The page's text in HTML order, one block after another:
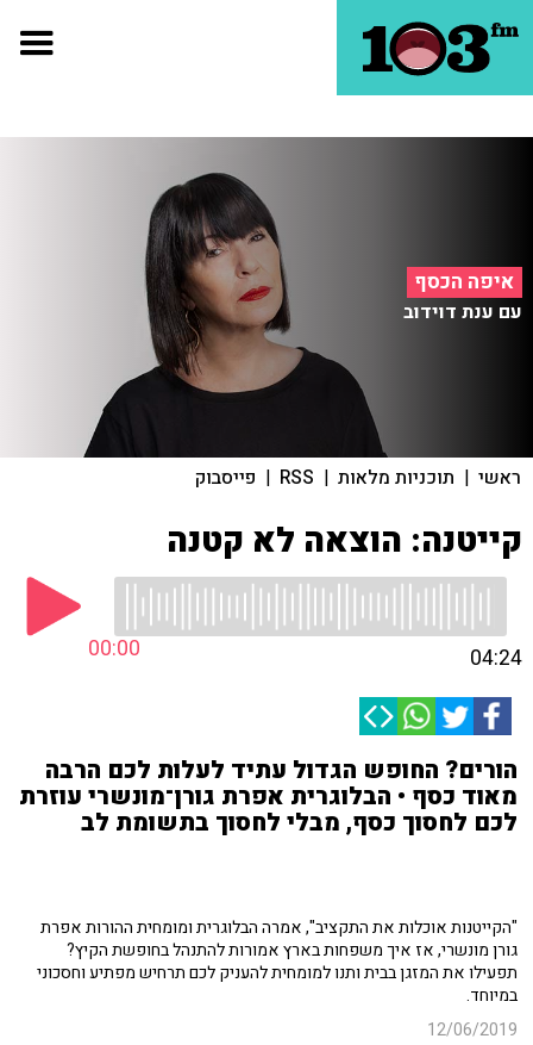
איפה הכסף
עם ענת דוידוב
ראשי | תוכניות מלאות |
RSS
| פייסבוק
קייטנה: הוצאה לא קטנה
00:00 04:24
הורים? החופש הגדול עתיד לעלות לכם הרבה
מאוד כסף • הבלוגרית אפרת גורן־מונשרי עוזרת
לכם לחסוך כסף, מבלי לחסוך בתשומת לב
"הקייטנות אוכלות את התקציב", אמרה הבלוגרית ומומחית ההורות אפרת
גורן מונשרי, אז איך משפחות בארץ אמורות להתנהל בחופשת הקיץ?
תפעילו את המזגן בבית ותנו למומחית להעניק לכם תרחיש מפתיע וחסכוני
במיוחד.
12/06/2019